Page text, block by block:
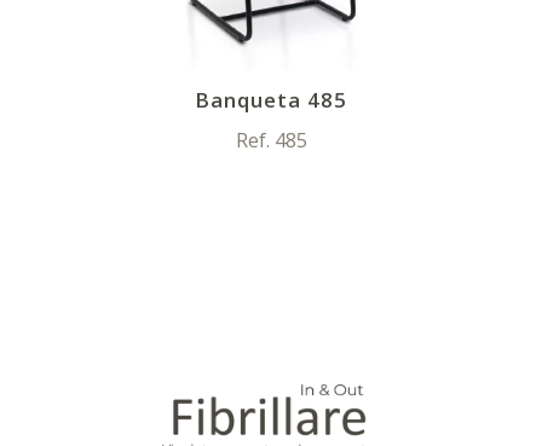
Banqueta 485
Ref. 485